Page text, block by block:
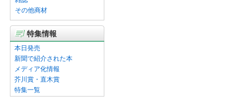
その他商材
特集情報
本日発売
新聞で紹介された本
メディア化情報
芥川賞・直木賞
特集一覧